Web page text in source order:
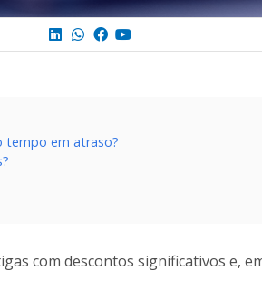
tempo em atraso?
com descontos significativos e,